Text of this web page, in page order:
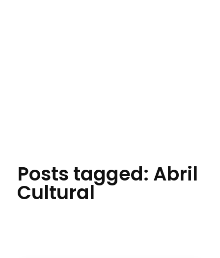
Posts tagged: Abril
Cultural